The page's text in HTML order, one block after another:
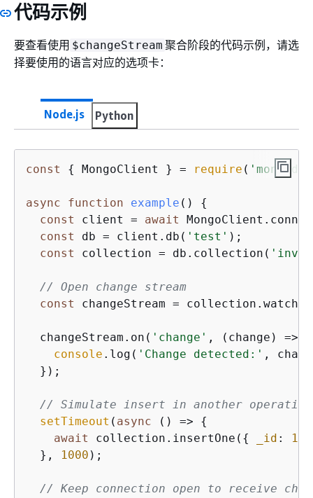
代码示例
要查看使用 $changeStream 聚合阶段的代码示例，请选
择要使用的语言对应的选项卡：
Node.js Python
const { MongoClient } = require ( 'mongodb'
async function example ( ) {
const
client = await
const
db = client.db( 'test' );
const
collection = db.collection(
// Open change stream
const
changeStream =
  changeStream.on(
'change' , ( change ) =>
console .log( 'Change detected:' ,
  });
// Simulate insert in another operation
setTimeout ( async () => {
await
collection.insertOne( { _id : 1
  },
1000 );
// Keep connection open to receive